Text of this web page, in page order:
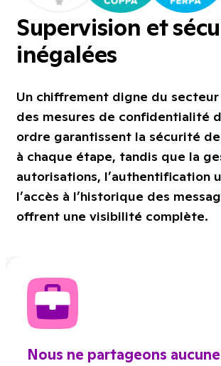
Supervision et
inégalées
Un chiffrement digne du
des mesures de confidentialité
ordre garantissent la sécurité
à chaque étape, tandis que la
autorisations, l’authentification
l’accès à l’historique des
offrent une visibilité complète.
Nous ne partageons